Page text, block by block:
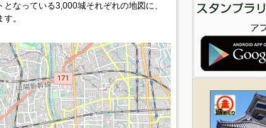
なっている3,000城それぞれの地図に、
。